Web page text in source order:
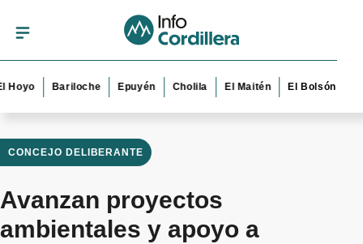
Bariloche Epuyén Cholila El Maitén El Bolsón Esquel
CONCEJO DELIBERANTE
Avanzan proyectos
ambientales y apoyo a